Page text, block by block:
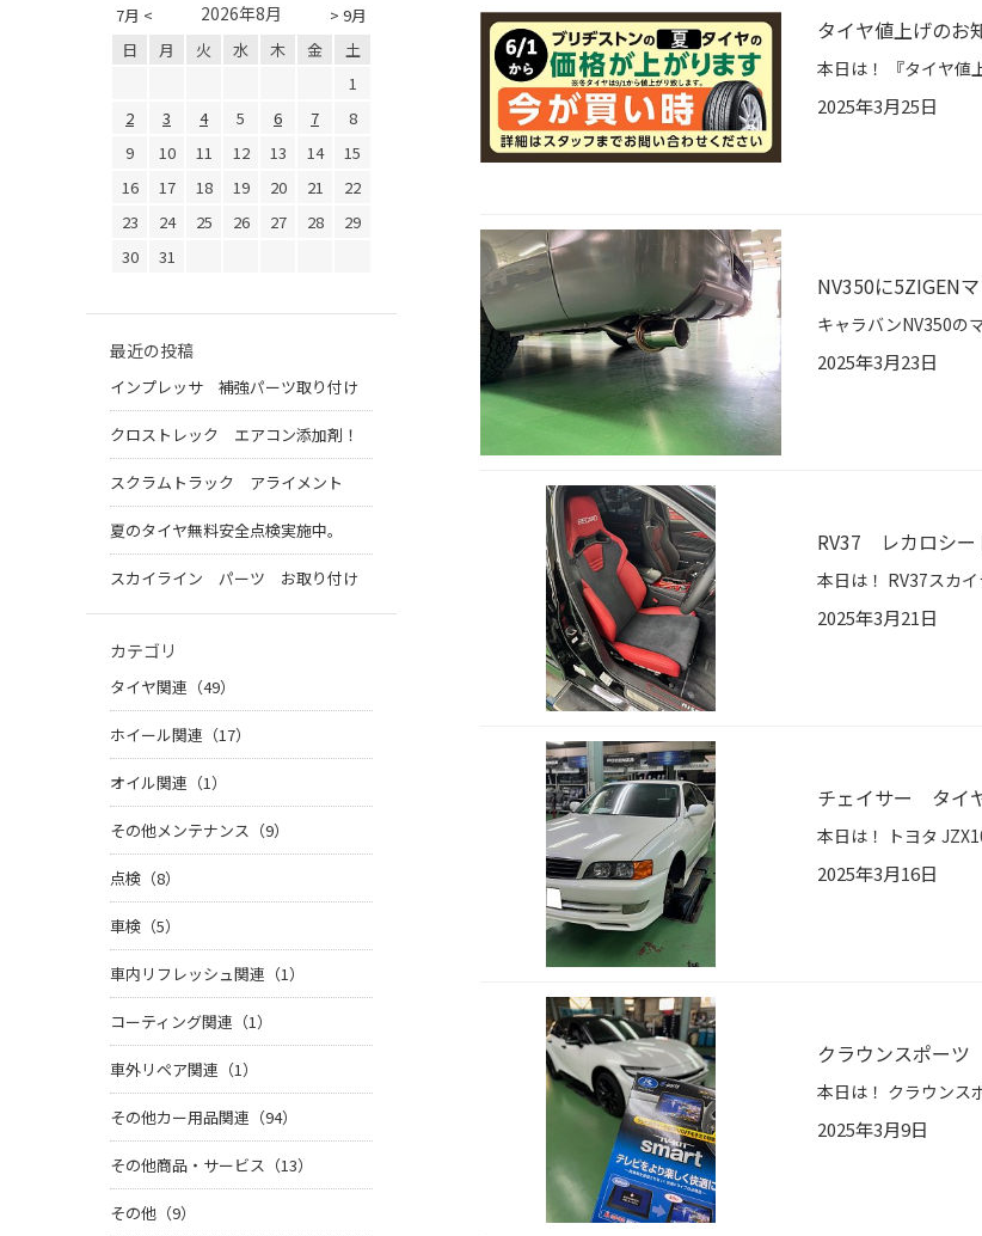
タイヤ値上げのお
2025年3月25日
NV350に5ZIGEN
2025年3月23日
RV37 レカロシー
2025年3月21日
チェイサー タイ
2025年3月16日
クラウンスポー
2025年3月9日
7月 < > 9月
2026年8月
日 月 火 水 木 金
土
1
2
3 4 5 6 7
8
9
10 11 12 13 14
15
16
17 18 19 20 21
22
23
24 25 26 27 28
29
30
31
最近の投稿
インプレッサ 補強パーツ取り付け
クロストレック エアコン添加剤！
スクラムトラック アライメント
夏のタイヤ無料安全点検実施中。
スカイライン パーツ お取り付け
カテゴリ
タイヤ関連（49）
ホイール関連（17）
オイル関連（1）
その他メンテナンス（9）
点検（8）
車検（5）
車内リフレッシュ関連（1）
コーティング関連（1）
車外リペア関連（1）
その他カー用品関連（94）
その他商品・サービス（13）
その他（9）